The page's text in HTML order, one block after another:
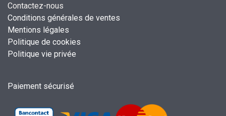
Contactez-nous
Conditions générales de ventes
Mentions légales
Politique de cookies
Politique vie privée
Paiement sécurisé